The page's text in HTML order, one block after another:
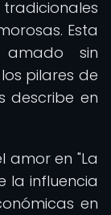
Esta
sin
pilares de
describe en
amor en "La
la influencia
en